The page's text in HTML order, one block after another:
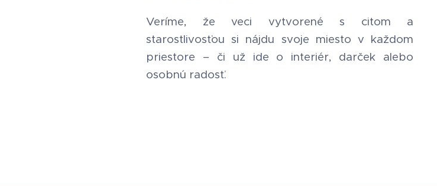
Veríme, že veci vytvorené s citom a
starostlivosťou si nájdu svoje miesto v každom
priestore – či už ide o interiér, darček alebo
osobnú radosť.